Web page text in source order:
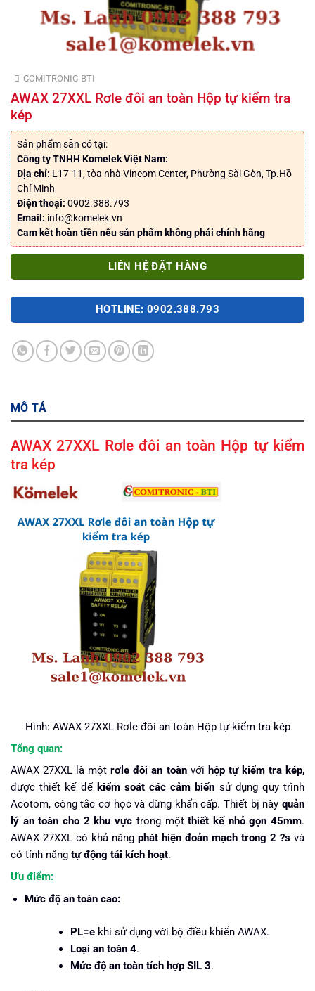
COMITRONIC-BTI
AWAX 27XXL Rơle đôi an toàn Hộp tự kiểm tra
kép
Sản phẩm sẵn có tại:
Công ty TNHH Komelek Việt Nam:
Địa chỉ: L17-11, tòa nhà Vincom Center, Phường Sài Gòn, Tp.Hồ
Chí Minh
Điện thoại: 0902.388.793
Email: info@komelek.vn
Cam kết hoàn tiền nếu sản phẩm không phải chính hãng
LIÊN HỆ ĐẶT HÀNG
HOTLINE: 0902.388.793
MÔ TẢ
AWAX 27XXL Rơle đôi an toàn Hộp tự kiểm
tra kép
Hình: AWAX 27XXL Rơle đôi an toàn Hộp tự kiểm tra kép
Tổng quan:
AWAX 27XXL là mộtrơle đôi an toànvới hộp tự kiểm tra kép,
được thiết kế để kiểm soát các cảm biến sử dụng quy trình
Acotom, công tắc cơ học và dừng khẩn cấp. Thiết bị này quản
lý an toàn cho 2 khu vực trong mộtthiết kế nhỏ gọn 45mm.
AWAX 27XXL có khả năng phát hiện đoản mạch trong 2 ?s và
có tính năng tự động tái kích hoạt.
Ưu điểm:
Mức độ an toàn cao:
PL=e khi sử dụng với bộ điều khiển AWAX.
Loại an toàn 4.
Mức độ an toàn tích hợp SIL 3.